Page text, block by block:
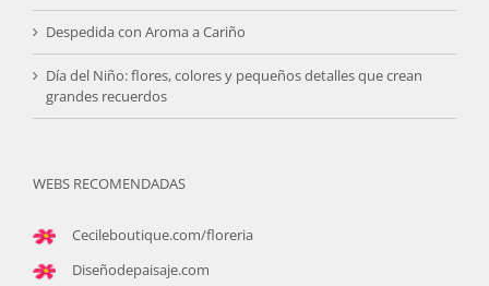
Despedida con Aroma a Cariño
Día del Niño: flores, colores y pequeños detalles que crean
grandes recuerdos
WEBS RECOMENDADAS
Cecileboutique.com/floreria
Diseñodepaisaje.com